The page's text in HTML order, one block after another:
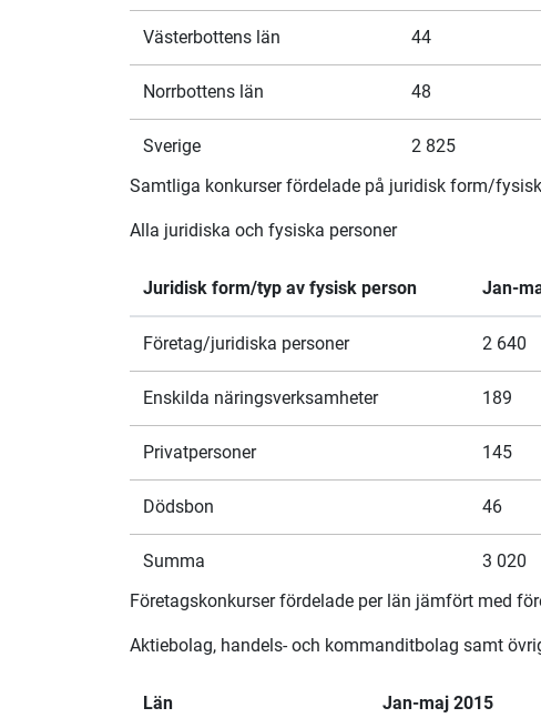
Västerbottens län 44
Norrbottens län 48
Sverige 2 825
Samtliga konkurser fördelade på juridisk form/
Alla juridiska och fysiska personer
Juridisk form/typ av fysisk person Jan-
Företag/juridiska personer 2 640
Enskilda näringsverksamheter 189
Privatpersoner 145
Dödsbon 46
Summa 3 020
Företagskonkurser fördelade per län jämfört med
Aktiebolag, handels- och kommanditbolag samt
Län Jan-maj 2015